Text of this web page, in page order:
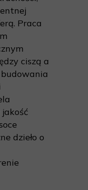
Praca
ciszą a
dzieło o